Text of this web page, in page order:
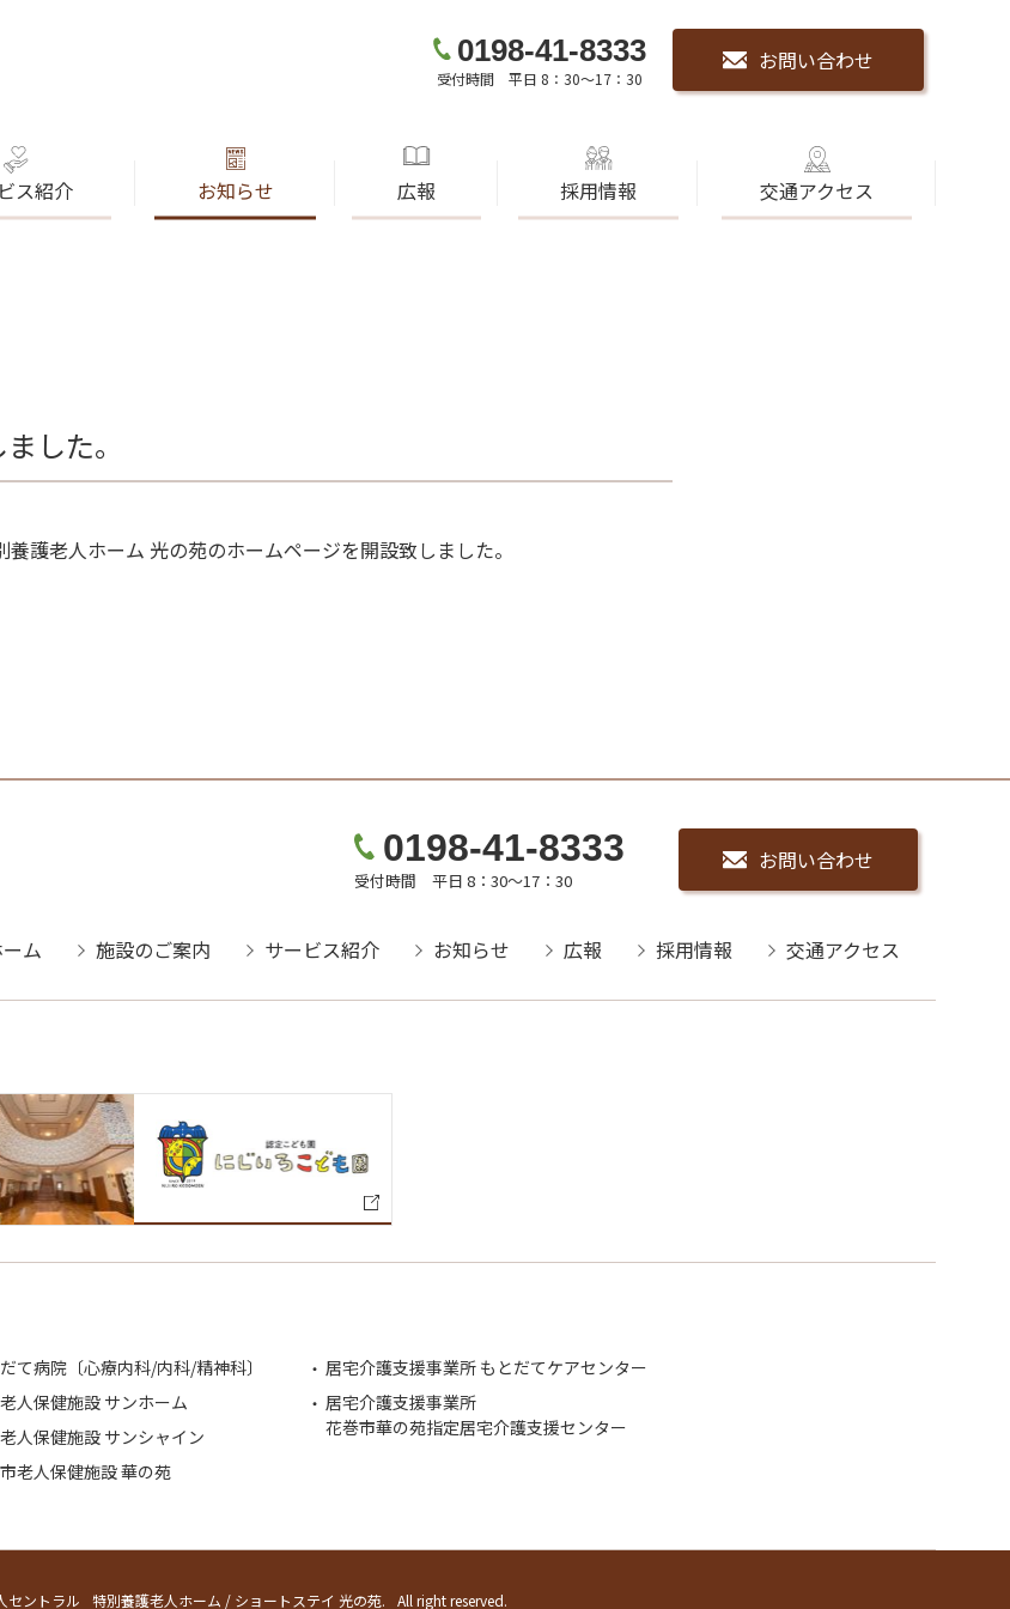
0198-41-8333
受付時間 平日 8：30～17：30
お問い合わせ
ス紹介 お知らせ 広報 採用情報 交通アクセス
した。
護老人ホーム 光の苑のホームページを開設致しました。
0198-41-8333
受付時間 平日 8：30～17：30
お問い合わせ
ム 施設のご案内 サービス紹介 お知らせ 広報 採用情報 交通アクセス
て病院〔心療内科/内科/精神科〕
人保健施設 サンホーム
人保健施設 サンシャイン
老人保健施設 華の苑
居宅介護支援事業所 もとだてケアセンター
居宅介護支援事業所
花巻市華の苑指定居宅介護支援センター
セントラル 特別養護老人ホーム / ショートステイ 光の苑. All right reserved.